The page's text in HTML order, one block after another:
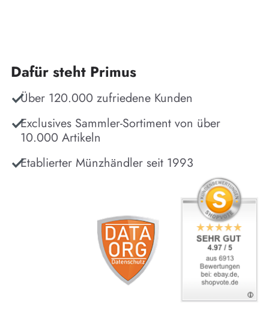
Dafür steht Primus
Über 120.000 zufriedene Kunden
Exclusives Sammler-Sortiment von über
10.000 Artikeln
Etablierter Münzhändler seit 1993